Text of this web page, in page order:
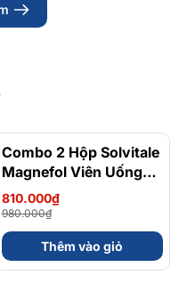
- 17%
Combo 2 Hộp Solvitale
Magnefol Viên Uống
Magnesium
Bisglycinate + Vitamin
nhóm B (Hộp 30 Viên)
810.000₫
980.000₫
Thêm vào giỏ